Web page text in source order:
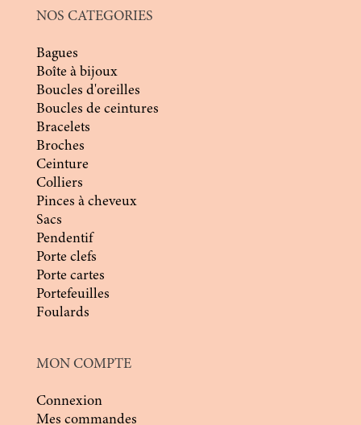
NOS CATEGORIES
Bagues
Boîte à bijoux
Boucles d'oreilles
Boucles de ceintures
Bracelets
Broches
Ceinture
Colliers
Pinces à cheveux
Sacs
Pendentif
Porte clefs
Porte cartes
Portefeuilles
Foulards
MON COMPTE
Connexion
Mes commandes